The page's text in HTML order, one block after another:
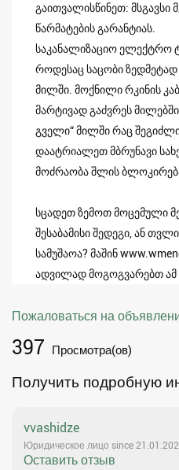
გაითვალისწინეთ: მსგავსი
წარმატების გარანტიას.
საკანალიზაციო ელექტრო
როდესაც საცობი
მილში. მოქნილი რკინის
მარტივად გაძვრეს
გველი“ მილში რაც
დაატრიალეთ მბრუნავი
მოძრაობა შლის
სცადეთ ზემოთ მოცემული
შესაბამისი შედეგი, ან
სამუშაოა? მაშინ
ადვილად მოგოგვარებთ
Пожаловаться на
397 Просмотра(ов)
Получить подробную
vvashidze
Юридическое лицо since
Оставить отзыв